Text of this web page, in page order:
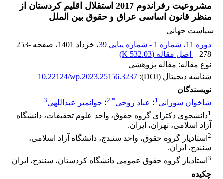
مشروعیت رفراندوم 2017 استقلال اقلیم کردستان از
منظر قانون اساسی عراق و حقوق بین الملل
سیاست جهانی
دوره 11، شماره 1 - شماره پیاپی 39
، خرداد 1401 ، صفحه 253-
278
اصل مقاله (532.03 K
)
نوع مقاله: مقاله پژوهشی
شناسه دیجیتال (DOI):
10.22124/wp.2023.25156.3237
نویسندگان
شاخوان سورانی1؛ عباد روحی*
2؛ جوانمیر عبداللهی3
1دانشجوی دکترای گروه حقوق، واحد علوم تحقیقات، دانشگاه
آزاد اسلامی، تهران، ایران.
2 استادیار گروه حقوق، واحد سنندج، دانشگاه آزاد اسلامی،
سنندج، ایران.
3 استادیار گروه حقوق‎ ‎عمومی دانشگاه کردستان، سنندج، ایران‏
چکیده